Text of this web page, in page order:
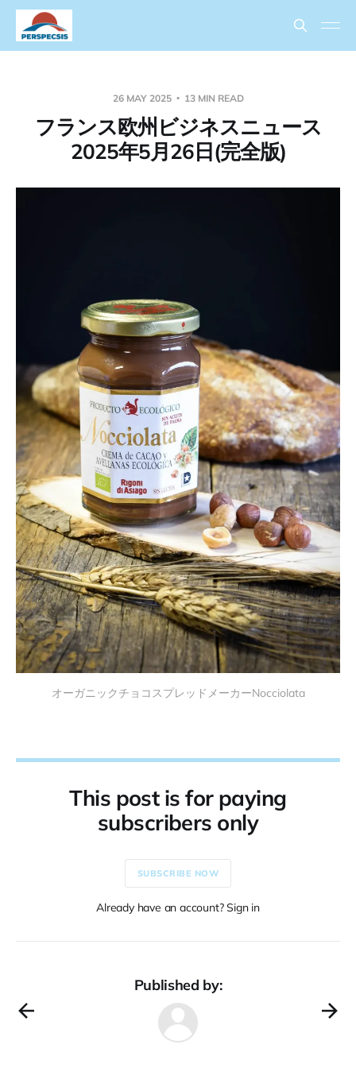
26 MAY 2025 13 MIN READ
フランス欧州ビジネスニュース
2025年5月26日(完全版)
オーガニックチョコスプレッドメーカーNocciolata
This post is for paying
subscribers only
SUBSCRIBE NOW
Already have an account? Sign in
Published by: